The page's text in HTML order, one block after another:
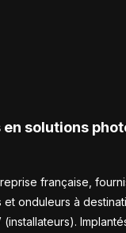
solutions
française,
onduleurs à